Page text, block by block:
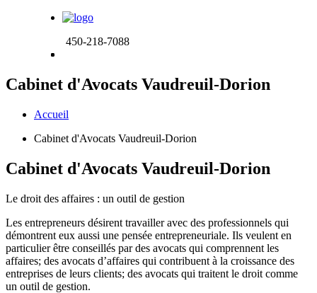
450-218-7088
Cabinet d'Avocats Vaudreuil-Dorion
Accueil
Cabinet d'Avocats Vaudreuil-Dorion
Cabinet d'Avocats Vaudreuil-Dorion
Le droit des affaires : un outil de gestion
Les entrepreneurs désirent travailler avec des professionnels qui
démontrent eux aussi une pensée entrepreneuriale. Ils veulent en
particulier être conseillés par des avocats qui comprennent les
affaires; des avocats d’affaires qui contribuent à la croissance des
entreprises de leurs clients; des avocats qui traitent le droit comme
un outil de gestion.